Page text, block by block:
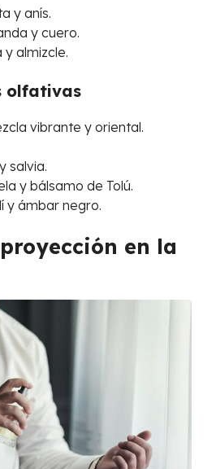
y anís.
y cuero.
y almizcle.
olfativas
vibrante y oriental.
salvia.
y bálsamo de Tolú.
y ámbar negro.
en la